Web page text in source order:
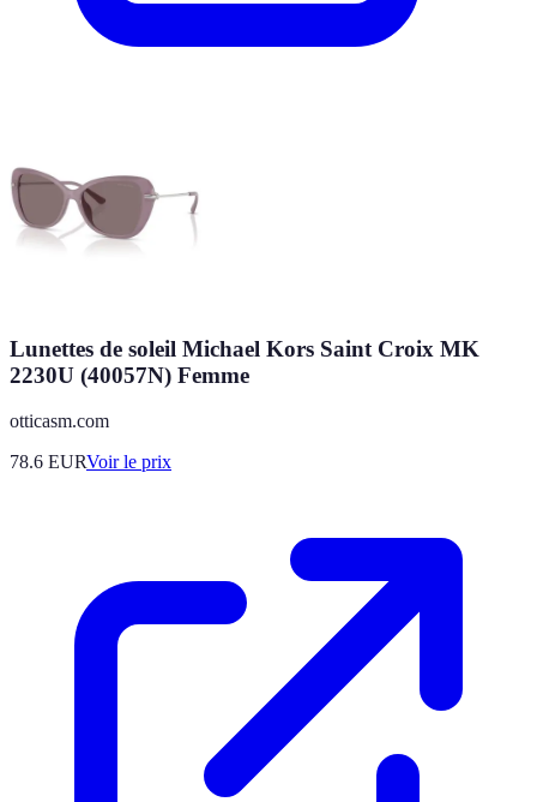
Lunettes de soleil Michael Kors Saint Croix MK
2230U (40057N) Femme
otticasm.com
78.6 EURVoir le prix